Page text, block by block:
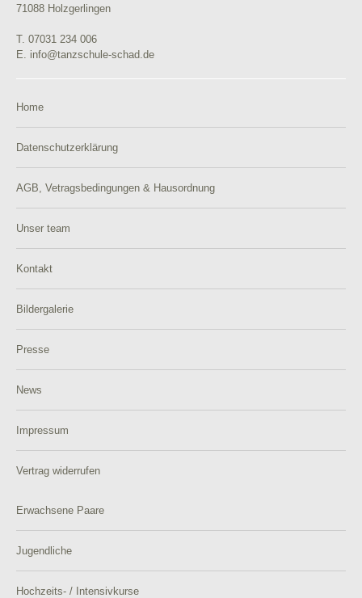
71088 Holzgerlingen
T. 07031 234 006
E. info@tanzschule-schad.de
Home
Datenschutzerklärung
AGB, Vetragsbedingungen & Hausordnung
Unser team
Kontakt
Bildergalerie
Presse
News
Impressum
Vertrag widerrufen
Erwachsene Paare
Jugendliche
Hochzeits- / Intensivkurse